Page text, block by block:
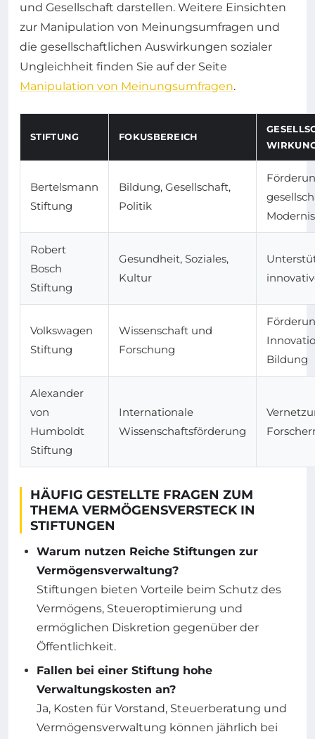
und Gesellschaft darstellen. Weitere Einsichten
zur Manipulation von Meinungsumfragen und
die gesellschaftlichen Auswirkungen sozialer
Ungleichheit finden Sie auf der Seite
Manipulation von Meinungsumfragen.
STIFTUNG FOKUSBEREICH
Bertelsmann
Stiftung
Bildung, Gesellschaft,
Politik
Robert
Bosch
Stiftung
Gesundheit, Soziales,
Kultur
Volkswagen
Stiftung
Wissenschaft und
Forschung
Bildung
Alexander
von
Humboldt
Stiftung
Internationale
Wissenschaftsförderung
HÄUFIG GESTELLTE FRAGEN ZUM
THEMA VERMÖGENSVERSTECK IN
STIFTUNGEN
Warum nutzen Reiche Stiftungen zur
Vermögensverwaltung?
Stiftungen bieten Vorteile beim Schutz des
Vermögens, Steueroptimierung und
ermöglichen Diskretion gegenüber der
Öffentlichkeit.
Fallen bei einer Stiftung hohe
Verwaltungskosten an?
Ja, Kosten für Vorstand, Steuerberatung und
Vermögensverwaltung können jährlich bei